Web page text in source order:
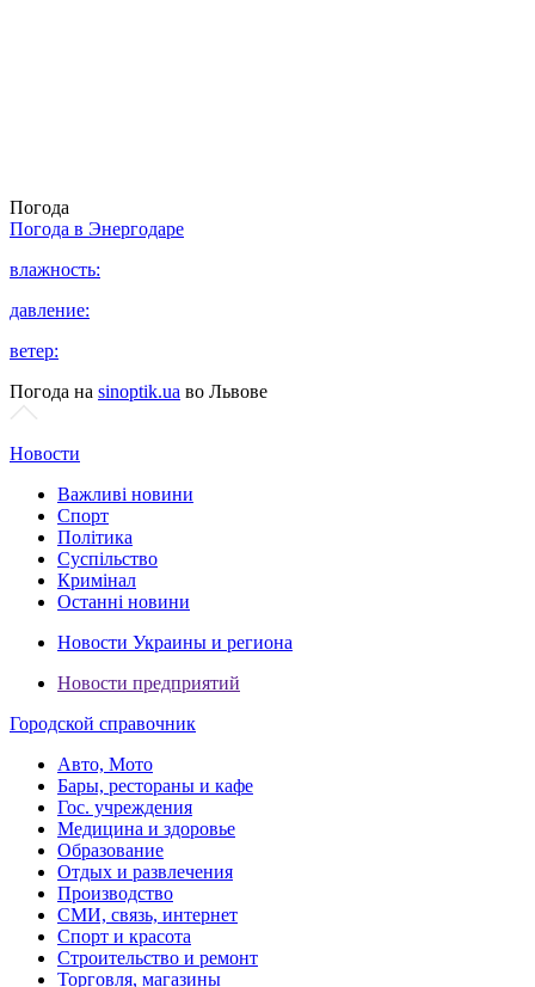
Погода
Погода в Энергодаре
влажность:
давление:
ветер:
Погода на sinoptik.ua во Львове
Новости
Важливі новини
Спорт
Політика
Суспільство
Кримінал
Останні новини
Новости Украины и региона
Новости предприятий
Городской справочник
Авто, Мото
Бары, рестораны и кафе
Гос. учреждения
Медицина и здоровье
Образование
Отдых и развлечения
Производство
СМИ, связь, интернет
Спорт и красота
Строительство и ремонт
Торговля, магазины